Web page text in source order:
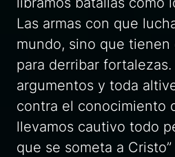
Las armas con que
mundo, sino que
para derribar
argumentos y toda
contra el conocimiento
llevamos cautivo todo
que se someta a